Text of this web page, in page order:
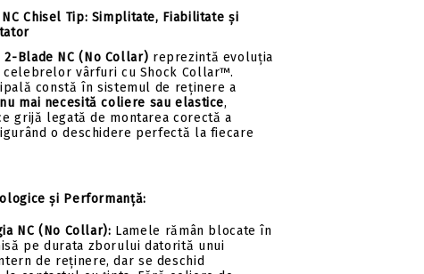
Chisel Tip: Simplitate, Fiabilitate și
2-Blade NC (No Collar) reprezintă evoluția
celebrelor vârfuri cu Shock Collar™.
constă în sistemul de reținere a
nu mai necesită coliere sau elastice,
grijă legată de montarea corectă a
o deschidere perfectă la fiecare
și Performanță:
NC (No Collar): Lamele rămân blocate în
pe durata zborului datorită unui
de reținere, dar se deschid